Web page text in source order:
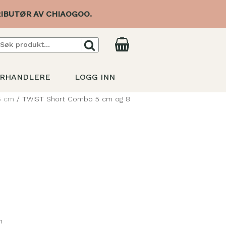
AV CHIAOGOO.
LOGG INN
cm / TWIST Short Combo 5 cm og 8